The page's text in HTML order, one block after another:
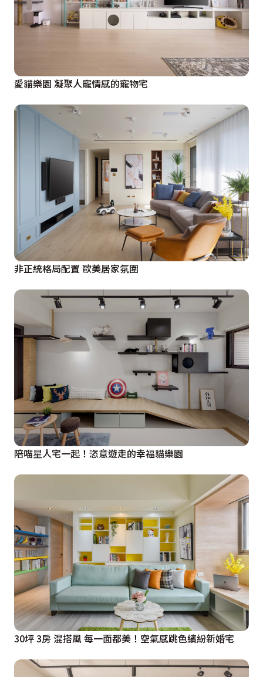
愛貓樂園 凝聚人寵情感的寵物宅
非正統格局配置 歐美居家氛圍
陪喵星人宅一起！恣意遊走的幸福貓樂園
30坪 3房 混搭風 每一面都美！空氣感跳色繽紛新婚宅